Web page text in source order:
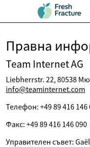
Правна
Team Internet AG
Liebherrstr. 22, 80538
info@teaminternet.com
Телефон: +49 89 416 146
Факс: +49 89 416 146 090
Управителен съвет: